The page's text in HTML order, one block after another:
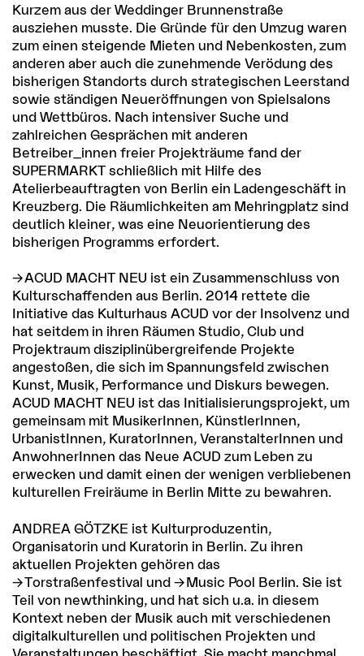
Kurzem aus der Weddinger Brunnenstraße
ausziehen musste. Die Gründe für den Umzug waren
zum einen steigende Mieten und Nebenkosten, zum
anderen aber auch die zunehmende Verödung des
bisherigen Standorts durch strategischen Leerstand
sowie ständigen Neueröffnungen von Spielsalons
und Wettbüros. Nach intensiver Suche und
zahlreichen Gesprächen mit anderen
Betreiber_innen freier Projekträume fand der
SUPERMARKT schließlich mit Hilfe des
Atelierbeauftragten von Berlin ein Ladengeschäft in
Kreuzberg. Die Räumlichkeiten am Mehringplatz sind
deutlich kleiner, was eine Neuorientierung des
bisherigen Programms erfordert.
ACUD MACHT NEU ist ein Zusammenschluss von
Kulturschaffenden aus Berlin. 2014 rettete die
Initiative das Kulturhaus ACUD vor der Insolvenz und
hat seitdem in ihren Räumen Studio, Club und
Projektraum disziplinübergreifende Projekte
angestoßen, die sich im Spannungsfeld zwischen
Kunst, Musik, Performance und Diskurs bewegen.
ACUD MACHT NEU ist das Initialisierungsprojekt, um
gemeinsam mit MusikerInnen, KünstlerInnen,
UrbanistInnen, KuratorInnen, VeranstalterInnen und
AnwohnerInnen das Neue ACUD zum Leben zu
erwecken und damit einen der wenigen verbliebenen
kulturellen Freiräume in Berlin Mitte zu bewahren.
ANDREA GÖTZKE ist Kulturproduzentin,
Organisatorin und Kuratorin in Berlin. Zu ihren
aktuellen Projekten gehören das
Torstraßenfestival und Music Pool Berlin . Sie ist
Teil von newthinking, und hat sich u.a. in diesem
Kontext neben der Musik auch mit verschiedenen
digitalkulturellen und politischen Projekten und
Veranstaltungen beschäftigt. Sie macht manchmal